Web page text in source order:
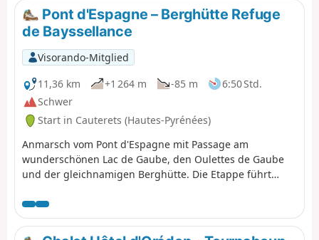
Pont d'Espagne – Berghütte Refuge
de Bayssellance
Visorando-Mitglied
11,36 km
+1 264 m -85 m
6:50 Std.
Schwer
Start in Cauterets (Hautes-Pyrénées)
Anmarsch vom Pont d'Espagne mit Passage am
wunderschönen Lac de Gaube, den Oulettes de Gaube
und der gleichnamigen Berghütte. Die Etappe führt
d'Arraillé, dann über die Hourquette d'Ossoue, bevor es
wieder hinunter zur Berghütte Refuge de Bayssellance
geht.